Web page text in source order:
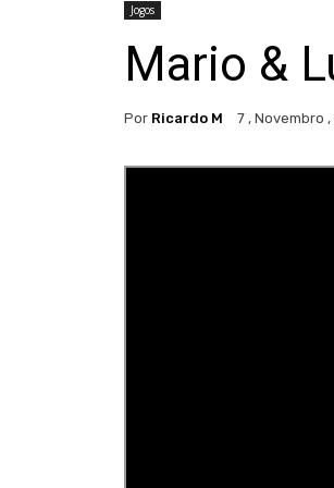
Jogos
Mario &
Por Ricardo M 7 , Novembro